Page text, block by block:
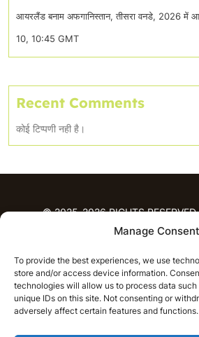
Manage Consent
To provide the best experiences, we use
store and/or access device information.
technologies will allow us to process data
unique IDs on this site. Not consenting or
adversely affect certain features and functions.
आयरलैंड बनाम अफगानिस्तान, तीसरा वनडे, 2026 में
10, 10:45 GMT
Recent Comments
कोई टिप्पणी नही है।
© 2025-2026 RIGHTS RESERVED
भविष्यवाणियाँ
आईपीएल भविष्यवाणियाँ
टी20
महिला क्रिकेट
नवीनतम
भविष्यवाणी विश्लेषण